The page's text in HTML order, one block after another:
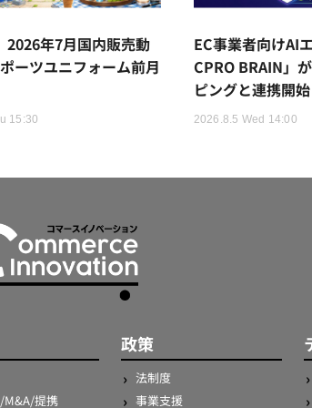
年7月国内販売動
ーツユニフォーム前月
15:30
EC事業者向けAI
CPRO BRAIN」
ピングと連携開始
2026.8.5 Wed 14:00
M&A/提携
政策
法制度
事業支援